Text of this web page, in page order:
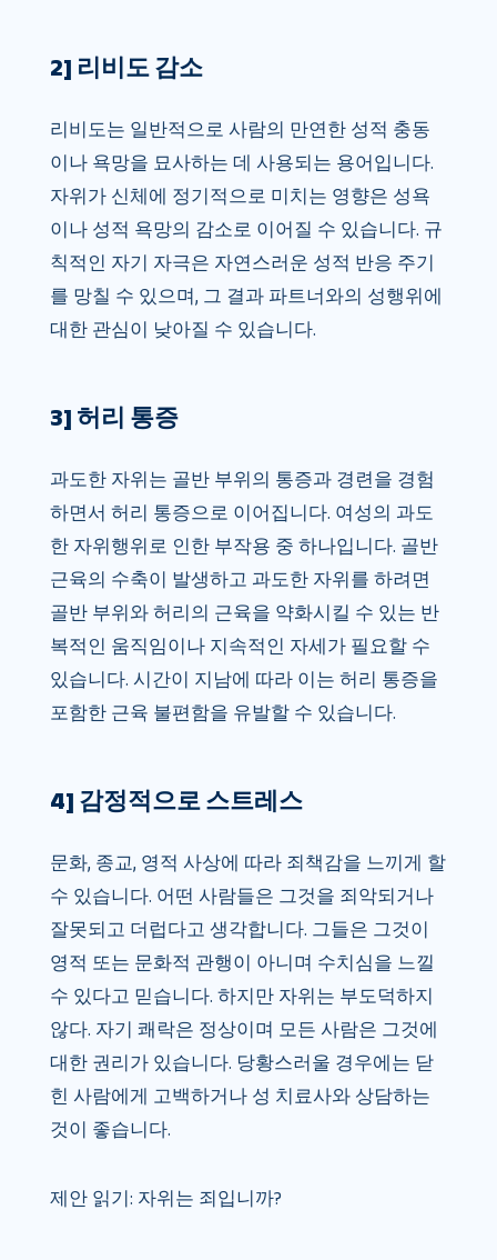
2] 리비도 감소
리비도는 일반적으로 사람의 만연한 성적 충동
이나 욕망을 묘사하는 데 사용되는 용어입니다.
자위가 신체에 정기적으로 미치는 영향은 성욕
이나 성적 욕망의 감소로 이어질 수 있습니다. 규
칙적인 자기 자극은 자연스러운 성적 반응 주기
를 망칠 수 있으며, 그 결과 파트너와의 성행위에
대한 관심이 낮아질 수 있습니다.
3] 허리 통증
과도한 자위는 골반 부위의 통증과 경련을 경험
하면서 허리 통증으로 이어집니다. 여성의 과도
한 자위행위로 인한 부작용 중 하나입니다. 골반
근육의 수축이 발생하고 과도한 자위를 하려면
골반 부위와 허리의 근육을 약화시킬 수 있는 반
복적인 움직임이나 지속적인 자세가 필요할 수
있습니다. 시간이 지남에 따라 이는 허리 통증을
포함한 근육 불편함을 유발할 수 있습니다.
4] 감정적으로 스트레스
문화, 종교, 영적 사상에 따라 죄책감을 느끼게 할
수 있습니다. 어떤 사람들은 그것을 죄악되거나
잘못되고 더럽다고 생각합니다. 그들은 그것이
영적 또는 문화적 관행이 아니며 수치심을 느낄
수 있다고 믿습니다. 하지만 자위는 부도덕하지
않다. 자기 쾌락은 정상이며 모든 사람은 그것에
대한 권리가 있습니다. 당황스러울 경우에는 닫
힌 사람에게 고백하거나 성 치료사와 상담하는
것이 좋습니다.
제안 읽기: 자위는 죄입니까?